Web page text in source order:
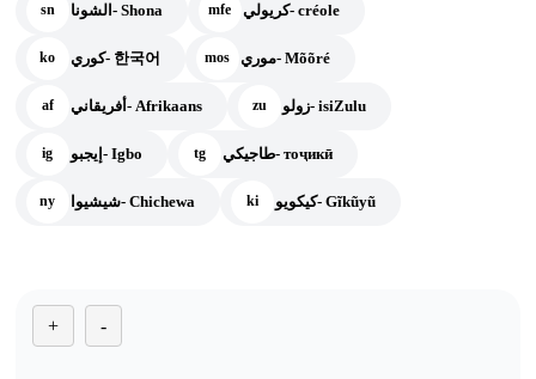
sn الشونا- Shona mfe كريولي- créole
ko كوري- 한국어 mos موري- Mõõré
af أفريقاني- Afrikaans zu زولو- isiZulu
ig إيجبو- Igbo tg طاجيكي- тоҷикӣ
ny شيشيوا- Chichewa ki كيكويو- Gĩkũyũ
+ -